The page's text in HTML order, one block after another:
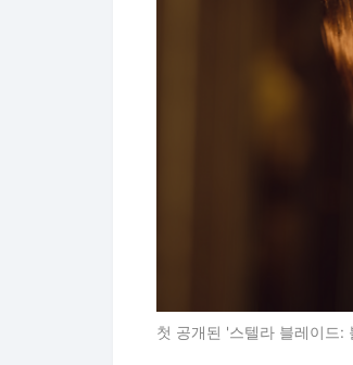
첫 공개된 '스텔라 블레이드: